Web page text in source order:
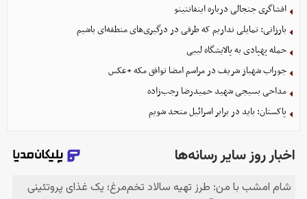
افشاگری جنجالی درباره اینفانتینو
بارزانی: تمایلی نداریم که طرفی در درگیری‌های منطقه‌ای باشیم
حمله پهپادی به پالایشگاه لیبی
جوراب‌ شهباز شریف در مراسم امضا توافق‌ مکه +عکس
مداحی بسیجی شهید حمیدرضا رجب‌زاده
پاکستان: باید در برابر اسرائیل متحد شویم